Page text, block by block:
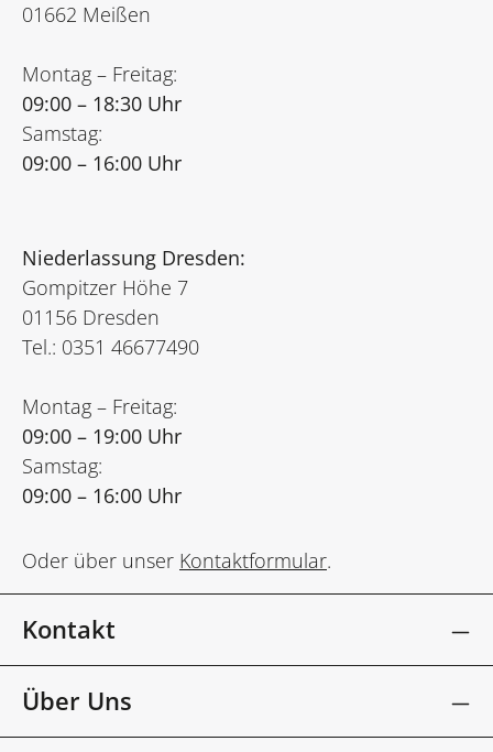
01662 Meißen
Montag – Freitag:
09:00 – 18:30 Uhr
Samstag:
09:00 – 16:00 Uhr
Niederlassung Dresden:
Gompitzer Höhe 7
01156 Dresden
Tel.: 0351 46677490
Montag – Freitag:
09:00 – 19:00 Uhr
Samstag:
09:00 – 16:00 Uhr
Oder über unser Kontaktformular.
Kontakt
Über Uns